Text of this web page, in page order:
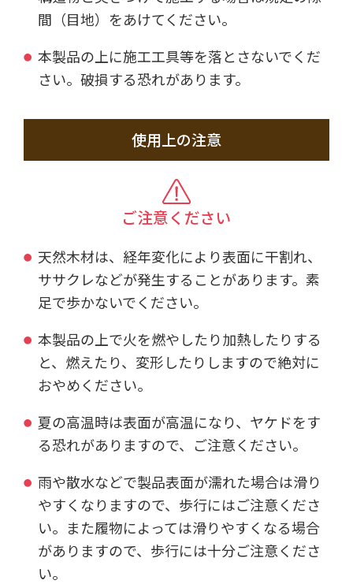
間（目地）をあけてください。
本製品の上に施工工具等を落とさないでくだ
さい。破損する恐れがあります。
使用上の注意
ご注意ください
天然木材は、経年変化により表面に干割れ、
ササクレなどが発生することがあります。素
足で歩かないでください。
本製品の上で火を燃やしたり加熱したりする
と、燃えたり、変形したりしますので絶対に
おやめください。
夏の高温時は表面が高温になり、ヤケドをす
る恐れがありますので、ご注意ください。
雨や散水などで製品表面が濡れた場合は滑り
やすくなりますので、歩行にはご注意くださ
い。また履物によっては滑りやすくなる場合
がありますので、歩行には十分ご注意くださ
い。